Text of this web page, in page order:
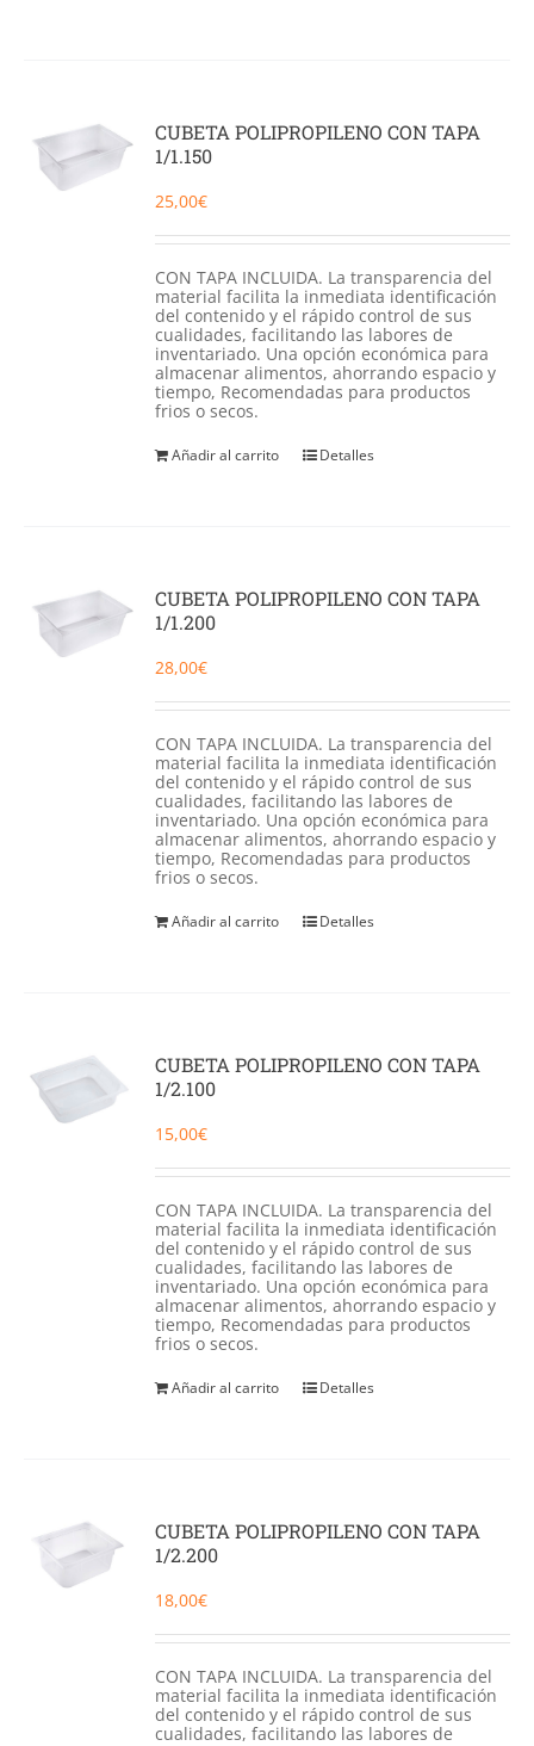
CUBETA POLIPROPILENO CON TAPA
1/1.150
25,00€
CON TAPA INCLUIDA. La transparencia del
material facilita la inmediata identificación
del contenido y el rápido control de sus
cualidades, facilitando las labores de
inventariado. Una opción económica para
almacenar alimentos, ahorrando espacio y
tiempo, Recomendadas para productos
frios o secos.
Añadir al carrito Detalles
CUBETA POLIPROPILENO CON TAPA
1/1.200
28,00€
CON TAPA INCLUIDA. La transparencia del
material facilita la inmediata identificación
del contenido y el rápido control de sus
cualidades, facilitando las labores de
inventariado. Una opción económica para
almacenar alimentos, ahorrando espacio y
tiempo, Recomendadas para productos
frios o secos.
Añadir al carrito Detalles
CUBETA POLIPROPILENO CON TAPA
1/2.100
15,00€
CON TAPA INCLUIDA. La transparencia del
material facilita la inmediata identificación
del contenido y el rápido control de sus
cualidades, facilitando las labores de
inventariado. Una opción económica para
almacenar alimentos, ahorrando espacio y
tiempo, Recomendadas para productos
frios o secos.
Añadir al carrito Detalles
CUBETA POLIPROPILENO CON TAPA
1/2.200
18,00€
CON TAPA INCLUIDA. La transparencia del
material facilita la inmediata identificación
del contenido y el rápido control de sus
cualidades, facilitando las labores de